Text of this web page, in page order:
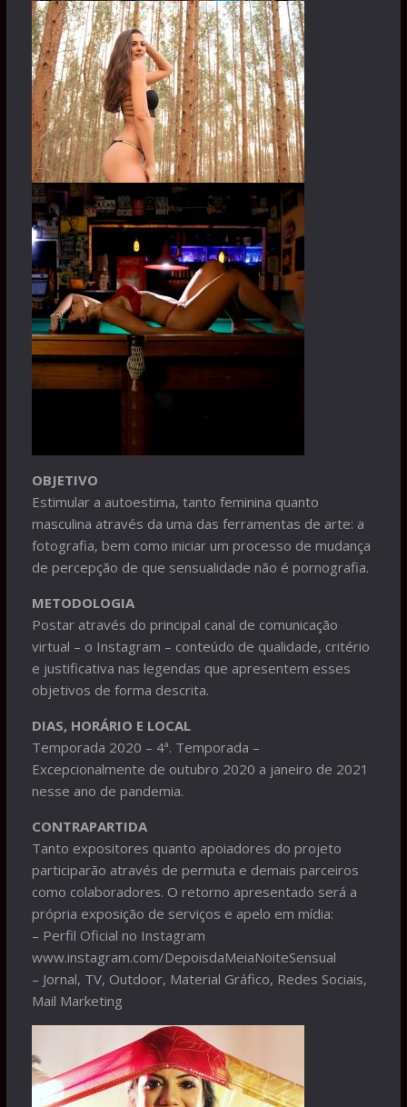
OBJETIVO
Estimular a autoestima, tanto feminina quanto
masculina através da uma das ferramentas de arte: a
fotografia, bem como iniciar um processo de mudança
de percepção de que sensualidade não é pornografia.
METODOLOGIA
Postar através do principal canal de comunicação
virtual – o Instagram – conteúdo de qualidade, critério
e justificativa nas legendas que apresentem esses
objetivos de forma descrita.
DIAS, HORÁRIO E LOCAL
Temporada 2020 – 4ª. Temporada –
Excepcionalmente de outubro 2020 a janeiro de 2021
nesse ano de pandemia.
CONTRAPARTIDA
Tanto expositores quanto apoiadores do projeto
participarão através de permuta e demais parceiros
como colaboradores. O retorno apresentado será a
própria exposição de serviços e apelo em mídia:
– Perfil Oficial no Instagram
www.instagram.com/DepoisdaMeiaNoiteSensual
– Jornal, TV, Outdoor, Material Gráfico, Redes Sociais,
Mail Marketing